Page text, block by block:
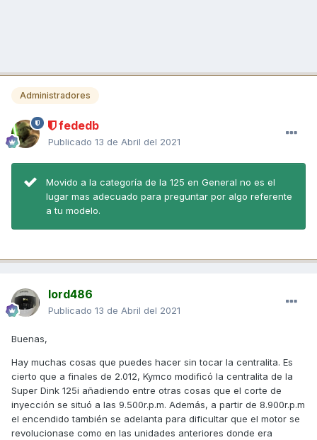
Administradores
fededb
Publicado 13 de Abril del 2021
Movido a la categoría de la 125 en General no es el
lugar mas adecuado para preguntar por algo referente
a tu modelo.
lord486
Publicado 13 de Abril del 2021
Buenas,
Hay muchas cosas que puedes hacer sin tocar la centralita. Es
cierto que a finales de 2.012, Kymco modificó la centralita de la
Super Dink 125i añadiendo entre otras cosas que el corte de
inyección se situó a las 9.500r.p.m. Además, a partir de 8.900r.p.m
el encendido también se adelanta para dificultar que el motor se
revolucionase como en las unidades anteriores donde era